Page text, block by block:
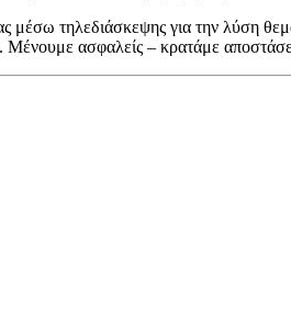
μέσω τηλεδιάσκεψης για την λύση
ασφαλείς – κρατάμε